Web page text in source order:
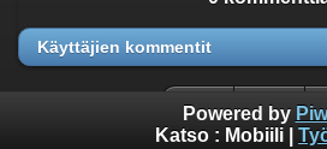
Käyttäjien kommentit
Powered by
Katso : Mobiili